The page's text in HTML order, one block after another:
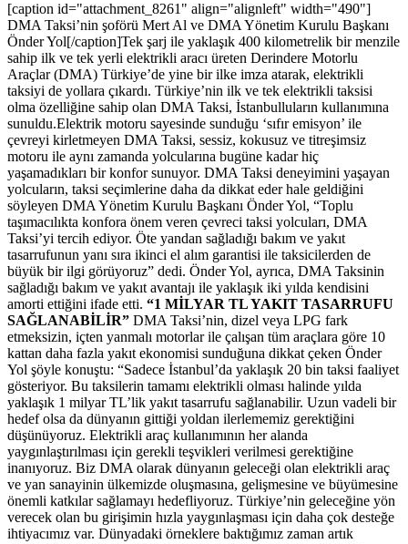
[caption id="attachment_8261" align="alignleft" width="490"]
DMA Taksi’nin şoförü Mert Al ve DMA Yönetim Kurulu Başkanı
Önder Yol[/caption]Tek şarj ile yaklaşık 400 kilometrelik bir menzile
sahip ilk ve tek yerli elektrikli aracı üreten Derindere Motorlu
Araçlar (DMA) Türkiye’de yine bir ilke imza atarak, elektrikli
taksiyi de yollara çıkardı. Türkiye’nin ilk ve tek elektrikli taksisi
olma özelliğine sahip olan DMA Taksi, İstanbulluların kullanımına
sunuldu.Elektrik motoru sayesinde sunduğu ‘sıfır emisyon’ ile
çevreyi kirletmeyen DMA Taksi, sessiz, kokusuz ve titreşimsiz
motoru ile aynı zamanda yolcularına bugüne kadar hiç
yaşamadıkları bir konfor sunuyor. DMA Taksi deneyimini yaşayan
yolcuların, taksi seçimlerine daha da dikkat eder hale geldiğini
söyleyen DMA Yönetim Kurulu Başkanı Önder Yol, “Toplu
taşımacılıkta konfora önem veren çevreci taksi yolcuları, DMA
Taksi’yi tercih ediyor. Öte yandan sağladığı bakım ve yakıt
tasarrufunun yanı sıra ikinci el alım garantisi ile taksicilerden de
büyük bir ilgi görüyoruz” dedi. Önder Yol, ayrıca, DMA Taksinin
sağladığı bakım ve yakıt avantajı ile yaklaşık iki yılda kendisini
amorti ettiğini ifade etti. “1 MİLYAR TL YAKIT TASARRUFU
SAĞLANABİLİR” DMA Taksi’nin, dizel veya LPG fark
etmeksizin, içten yanmalı motorlar ile çalışan tüm araçlara göre 10
kattan daha fazla yakıt ekonomisi sunduğuna dikkat çeken Önder
Yol şöyle konuştu: “Sadece İstanbul’da yaklaşık 20 bin taksi faaliyet
gösteriyor. Bu taksilerin tamamı elektrikli olması halinde yılda
yaklaşık 1 milyar TL’lik yakıt tasarrufu sağlanabilir. Uzun vadeli bir
hedef olsa da dünyanın gittiği yoldan ilerlememiz gerektiğini
düşünüyoruz. Elektrikli araç kullanımının her alanda
yaygınlaştırılması için gerekli teşvikleri verilmesi gerektiğine
inanıyoruz. Biz DMA olarak dünyanın geleceği olan elektrikli araç
ve yan sanayinin ülkemizde oluşmasına, gelişmesine ve büyümesine
önemli katkılar sağlamayı hedefliyoruz. Türkiye’nin geleceğine yön
verecek olan bu girişimin hızla yaygınlaşması için daha çok desteğe
ihtiyacımız var. Dünyadaki örneklere baktığımız zaman artık